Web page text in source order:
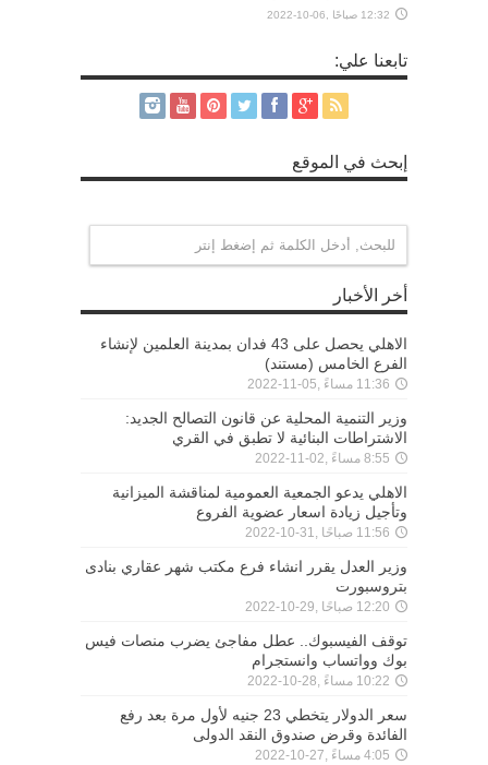
12:32 صباحًا ,06-10-2022
تابعنا علي:
إبحث في الموقع
أخر الأخبار
الاهلي يحصل على 43 فدان بمدينة العلمين لإنشاء
الفرع الخامس (مستند)
11:36 مساءً ,05-11-2022
وزير التنمية المحلية عن قانون التصالح الجديد:
الاشتراطات البنائية لا تطبق في القري
8:55 مساءً ,02-11-2022
الاهلي يدعو الجمعية العمومية لمناقشة الميزانية
وتأجيل زيادة اسعار عضوية الفروع
11:56 صباحًا ,31-10-2022
وزير العدل يقرر انشاء فرع مكتب شهر عقاري بنادى
بتروسبورت
12:20 صباحًا ,29-10-2022
توقف الفيسبوك.. عطل مفاجئ يضرب منصات فيس
بوك وواتساب وانستجرام
10:22 مساءً ,28-10-2022
سعر الدولار يتخطي 23 جنيه لأول مرة بعد رفع
الفائدة وقرض صندوق النقد الدولى
4:05 مساءً ,27-10-2022